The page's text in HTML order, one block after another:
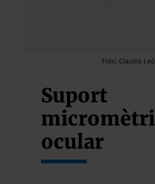
Foto: Claudia
Suport
ocular